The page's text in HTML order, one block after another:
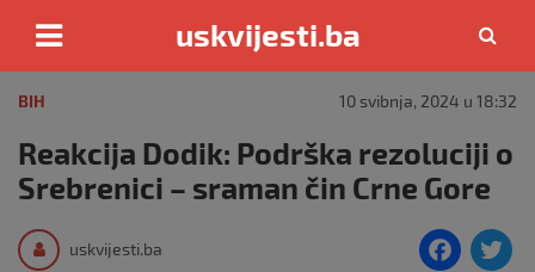
content
uskvijesti.ba
BIH 10 svibnja, 2024 u 18:32
Reakcija Dodik: Podrška rezoluciji o
Srebrenici – sraman čin Crne Gore
uskvijesti.ba
F